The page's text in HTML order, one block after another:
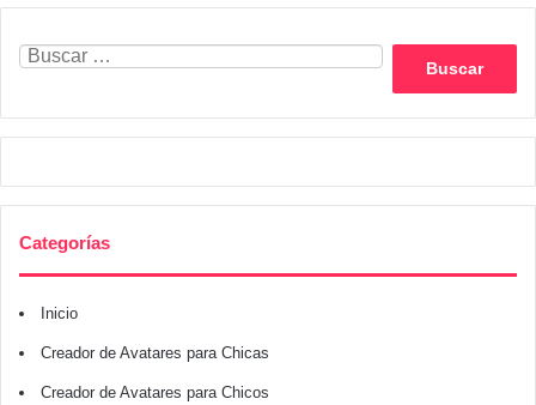
Categorías
Inicio
Creador de Avatares para Chicas
Creador de Avatares para Chicos